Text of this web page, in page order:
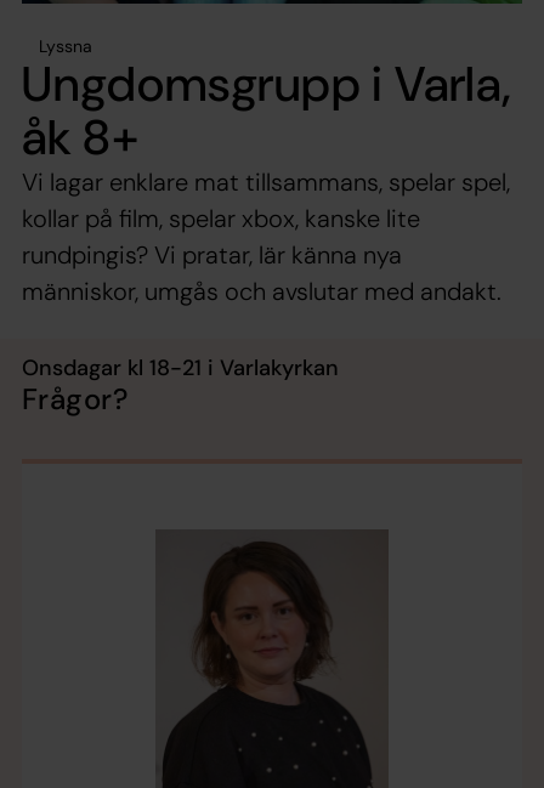
Lyssna
Ungdomsgrupp i Varla,
åk 8+
Vi lagar enklare mat tillsammans, spelar spel,
kollar på film, spelar xbox, kanske lite
rundpingis? Vi pratar, lär känna nya
människor, umgås och avslutar med andakt.
Onsdagar kl 18-21 i Varlakyrkan
Frågor?